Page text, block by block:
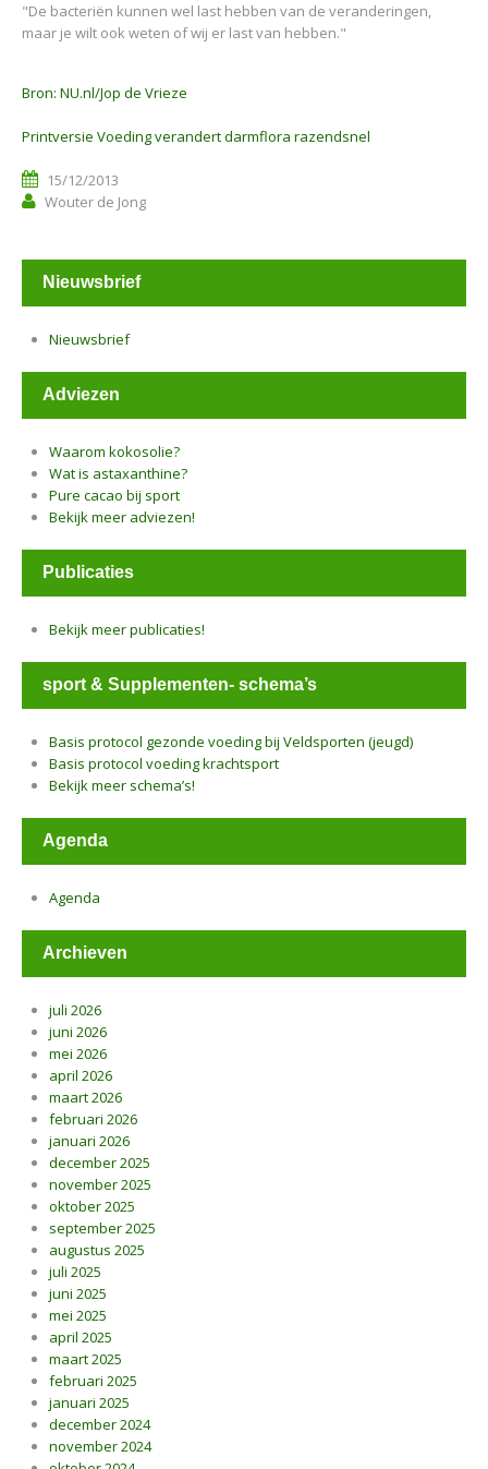
"De bacteriën kunnen wel last hebben van de veranderingen,
maar je wilt ook weten of wij er last van hebben."
Bron: NU.nl/Jop de Vrieze
Printversie Voeding verandert darmflora razendsnel
15/12/2013
Wouter de Jong
Nieuwsbrief
Nieuwsbrief
Adviezen
Waarom kokosolie?
Wat is astaxanthine?
Pure cacao bij sport
Bekijk meer adviezen!
Publicaties
Bekijk meer publicaties!
sport & Supplementen- schema’s
Basis protocol gezonde voeding bij Veldsporten (jeugd)
Basis protocol voeding krachtsport
Bekijk meer schema’s!
Agenda
Agenda
Archieven
juli 2026
juni 2026
mei 2026
april 2026
maart 2026
februari 2026
januari 2026
december 2025
november 2025
oktober 2025
september 2025
augustus 2025
juli 2025
juni 2025
mei 2025
april 2025
maart 2025
februari 2025
januari 2025
december 2024
november 2024